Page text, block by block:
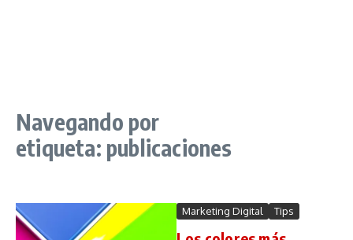
Navegando por
etiqueta: publicaciones
Marketing Digital Tips